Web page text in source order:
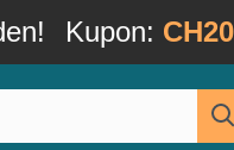
Kupon: